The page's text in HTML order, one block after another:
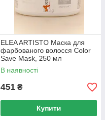
ELEA ARTISTO Маска для
фарбованого волосся Color
Save Mask, 250 мл
В наявності
451 ₴
Купити